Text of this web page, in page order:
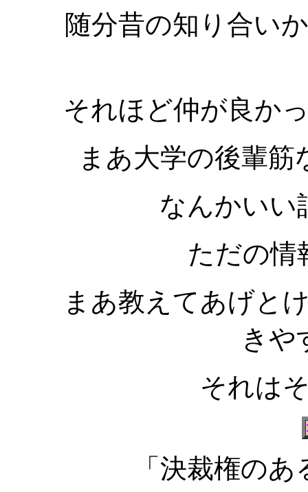
随分昔の知り合い
それほど仲が良か
まあ大学の後輩
なんかいい
ただの情
まあ教えてあげと
きや
それは
「決裁権の